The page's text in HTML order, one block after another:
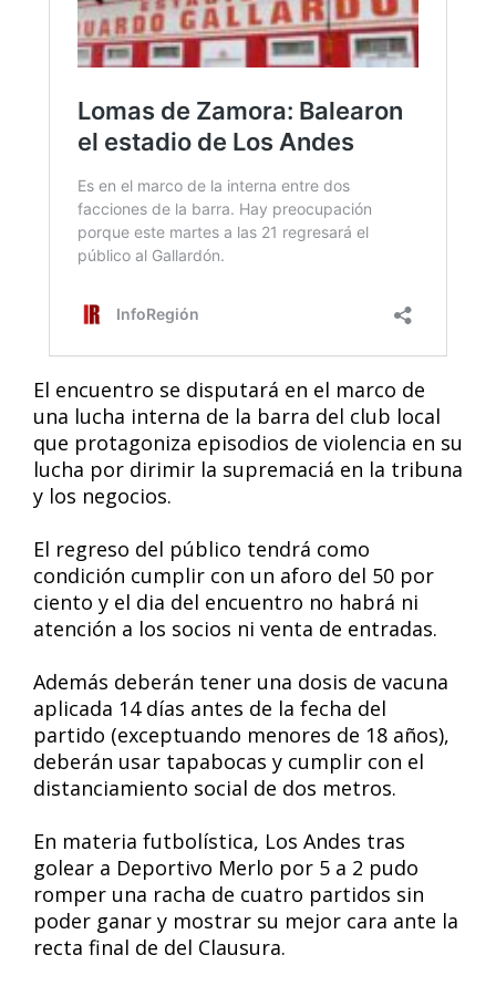
El encuentro se disputará en el marco de
una lucha interna de la barra del club local
que protagoniza episodios de violencia en su
lucha por dirimir la supremaciá en la tribuna
y los negocios.
El regreso del público tendrá como
condición cumplir con un aforo del 50 por
ciento y el dia del encuentro no habrá ni
atención a los socios ni venta de entradas.
Además deberán tener una dosis de vacuna
aplicada 14 días antes de la fecha del
partido (exceptuando menores de 18 años),
deberán usar tapabocas y cumplir con el
distanciamiento social de dos metros.
En materia futbolística, Los Andes tras
golear a Deportivo Merlo por 5 a 2 pudo
romper una racha de cuatro partidos sin
poder ganar y mostrar su mejor cara ante la
recta final de del Clausura.